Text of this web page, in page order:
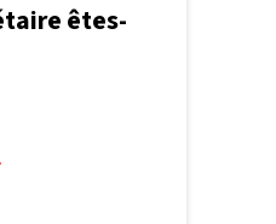
êtes-